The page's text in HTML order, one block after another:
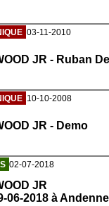
03-11-2010
JR - Ruban
10-10-2008
JR - Demo
02-07-2018
JR
06-2018 à Andenne